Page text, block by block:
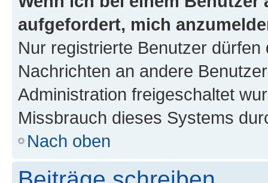
aufgefordert, mich
Nur registrierte Benutzer
Nachrichten an andere
Administration freigeschaltet
Missbrauch dieses Systems
Nach oben